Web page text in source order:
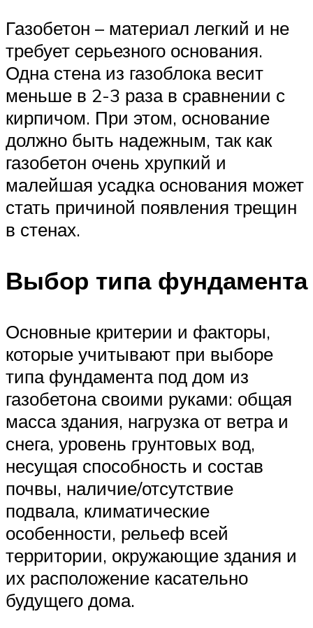
Газобетон – материал легкий и не
требует серьезного основания.
Одна стена из газоблока весит
меньше в 2-3 раза в сравнении с
кирпичом. При этом, основание
должно быть надежным, так как
газобетон очень хрупкий и
малейшая усадка основания может
стать причиной появления трещин
в стенах.
Выбор типа фундамента
Основные критерии и факторы,
которые учитывают при выборе
типа фундамента под дом из
газобетона своими руками: общая
масса здания, нагрузка от ветра и
снега, уровень грунтовых вод,
несущая способность и состав
почвы, наличие/отсутствие
подвала, климатические
особенности, рельеф всей
территории, окружающие здания и
их расположение касательно
будущего дома.